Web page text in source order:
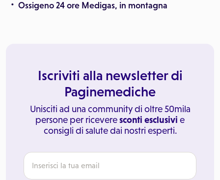
Ossigeno 24 ore Medigas, in montagna
Iscriviti alla newsletter di
Paginemediche
Unisciti ad una community di oltre 50mila
persone per riceveresconti esclusivi e
consigli di salute dai nostri esperti.